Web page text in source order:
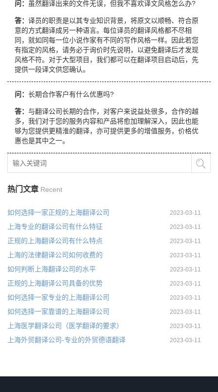
问： 虽然翻译出来的文件无误，但我不喜欢译文风格怎么办?
答： 译员的职责是以其专业知识背景，将原文以顺畅、符合原
意的方式翻译成另一种语言。每位译员的翻译风格都不尽相
同，就如同每一位小说作家有不同的写作风格一样。因此若您
有指定的风格，请务必于询价时先说明，以避免翻译后才发现
风格不符。对于大型项目，我们都可以在翻译项目启动后，先
提供一段译文供您确认。
问： 长期合作客户有什么优惠吗?
答： 与翻译公司长期的合作，对客户来说益处很多，合作的越
多，我们对于您的服务内容和产品将愈加理解深入，因此也能
够为您提供更精淮的翻译，亦可提供更多的增值服务，价格优
惠也是其中之一。
热门文章 Recent
如何选择一家正规的上海翻译公司 2023-03-11
上海专业的翻译公司有什么特征 2023-03-11
正规的上海翻译公司有什么特点 2023-03-11
上海的法律翻译公司如何收费的 2023-03-11
如何判断上海翻译公司的水平 2023-03-11
正规的上海翻译公司具备的优势 2023-03-11
如何选择一家专业的上海翻译公司 2023-03-11
如何选择一家靠谱的上海翻译公司 2023-03-11
上海医学翻译公司（医学翻译的要求） 2023-03-11
上海外贸翻译公司-专业的外贸德语翻译 2023-03-11